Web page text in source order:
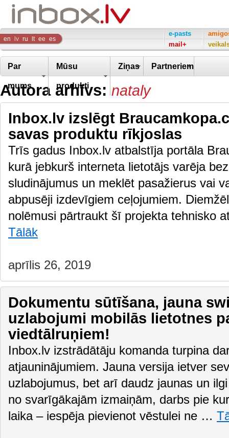
Inbox
Company
en lv ru lt ee es
e-pasts
mail+
Par
mums
Mūsu
produkti
Ziņas Partneriem
Autora arhīvs: nataly
Inbox.lv izslēgt
savas produktu rīkjoslas
Trīs gadus Inbox.lv atbalstīja portāla
kurā jebkurš interneta lietotājs varēja
sludinājumus un meklēt pasažierus vai
abpusēji izdevīgiem ceļojumiem.
nolēmusi pārtraukt šī projekta tehnisko
Tālāk
aprīlis 26, 2019
Dokumentu sūtīšana, jauna
uzlabojumi mobilās lietotnes
viedtālruņiem!
Inbox.lv izstrādātāju komanda turpina
atjauninājumiem. Jauna versija ietver
uzlabojumus, bet arī daudz jaunas un
no svarīgākajām izmaiņām, darbs pie
laika – iespēja pievienot vēstulei ne …